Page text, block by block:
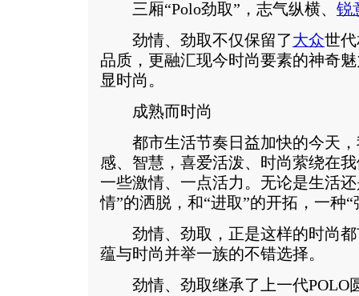
三厢“Polo劲取”，志气纵横、 锐
劲情、劲取不仅保留了大众世
品质，更融汇现今时尚要素的神奇
显时尚。
成熟而时尚
都市生活节奏日益加快的今天，
感、智慧，喜爱活泼、时尚萦绕在
一些激情、一点活力。无论是生活
情”的洒脱，和“进取”的开拓，一种
劲情、劲取，正是这样的时尚都
蕴与时尚并举一族的不错选择。
劲情、劲取继承了上一代POLO